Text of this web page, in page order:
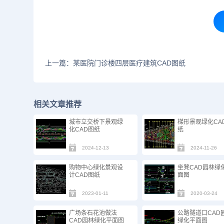
上一篇：某医院门诊楼四层医疗建筑CAD图纸
相关文章推荐
城市立交桥下景观绿
化CAD图纸
2024-12-13
梯形景观绿化
纸
2024-11-26
购物中心绿化景观设
计CAD图纸
2023-01-11
坐凳CAD园林绿
面图
2020-03-24
广场条石花池做法
CAD园林绿化平面图
公路隧道口CAD
绿化平面图